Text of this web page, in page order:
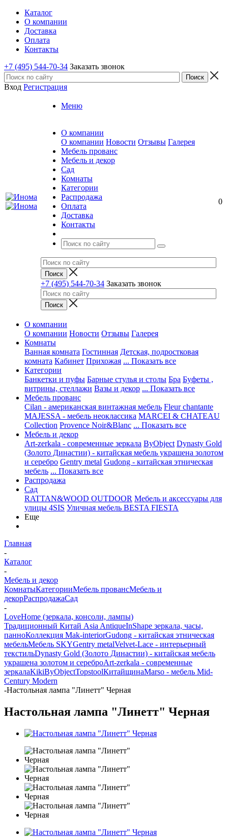
Каталог
О компании
Доставка
Оплата
Контакты
+7 (495) 544-70-34 Заказать звонок
Вход Регистрация
Меню
О компании
О компании Новости Отзывы Галерея
Мебель прованс
Мебель и декор
Сад
Комнаты
Категории
Распродажа
Оплата
Доставка
Контакты
+7 (495) 544-70-34 Заказать звонок
0
О компании
О компании Новости Отзывы Галерея
Комнаты
Ванная комната Гостинная Детская, подростковая
комната Кабинет Прихожая ... Показать все
Категории
Банкетки и пуфы Барные стулья и столы Бра Буфеты ,
витрины, стеллажи Вазы и декор ... Показать все
Мебель прованс
Cilan - американская винтажная мебель Fleur chantante
MAJESSA - мебель неоклассика MARCEI & CHATEAU
Collection Provence Noir&Blanc ... Показать все
Мебель и декор
Art-zerkala - современные зеркала ByObject Dynasty Gold
(Золото Династии) - китайская мебель украшена золотом
и серебро Gentry metal Gudong - китайская этническая
мебель ... Показать все
Распродажа
Сад
RATTAN&WOOD OUTDOOR Мебель и аксессуары для
улицы 4SIS Уличная мебель BESTA FIESTA
Еще
Главная
-
Каталог
-
Мебель и декор
КомнатыКатегорииМебель провансМебель и
декорРаспродажаСад
-
LoveHome (зеркала, консоли, лампы)
Традиционный Китай Asia AntiqueInShape зеркала, часы,
панноКоллекция Mak-interiorGudong - китайская этническая
мебельМебель SKYGentry metalVelvet-Lace - интерьерный
текстильDynasty Gold (Золото Династии) - китайская мебель
украшена золотом и сереброArt-zerkala - современные
зеркалаKikiByObjectTopstoolКитайщинаMarso - мебель Mid-
Century Modern
-Настольная лампа "Линетт" Черная
Настольная лампа "Линетт" Черная